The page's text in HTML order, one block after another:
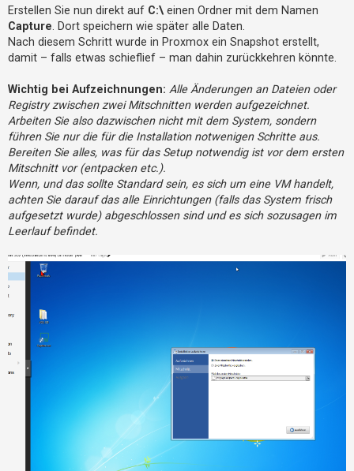
e
t
e
T
h
e
m
e
n
A
k
t
i
e
Erstellen Sie nun direkt auf C:\ einen Ordner mit dem Namen
Capture . Dort speichern wie später alle Daten.
Nach diesem Schritt wurde in Proxmox ein Snapshot erstellt,
damit – falls etwas schieflief – man dahin zurückkehren könnte.
Wichtig bei Aufzeichnungen: Alle Änderungen an Dateien oder
Registry zwischen zwei Mitschnitten werden aufgezeichnet.
Arbeiten Sie also dazwischen nicht mit dem System, sondern
führen Sie nur die für die Installation notwenigen Schritte aus.
Bereiten Sie alles, was für das Setup notwendig ist vor dem ersten
Mitschnitt vor (entpacken etc.).
Wenn, und das sollte Standard sein, es sich um eine VM handelt,
achten Sie darauf das alle Einrichtungen (falls das System frisch
aufgesetzt wurde) abgeschlossen sind und es sich sozusagen im
Leerlauf befindet.